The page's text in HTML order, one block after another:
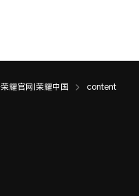
耀官网|荣耀中国 content